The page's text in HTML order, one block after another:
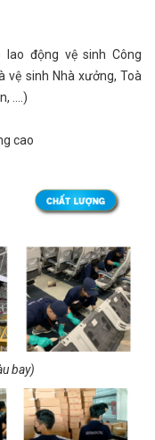
động vệ sinh Công
vệ sinh Nhà xưởng, Toà
....)
cao
bay)